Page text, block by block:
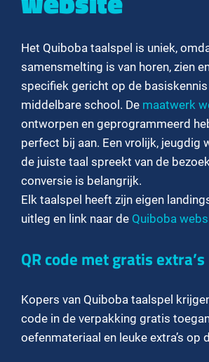
Het Quiboba taalspel is uniek,
samensmelting is van horen, zien
specifiek gericht op de basiskennis
middelbare school. De maatwerk
ontworpen en geprogrammeerd
perfect bij aan. Een vrolijk, jeugdig
de juiste taal spreekt van de
conversie is belangrijk.
Elk taalspel heeft zijn eigen
uitleg en link naar de Quiboba
QR code met gratis extra’s
Kopers van Quiboba taalspel
code in de verpakking gratis
oefenmateriaal en leuke extra’s op